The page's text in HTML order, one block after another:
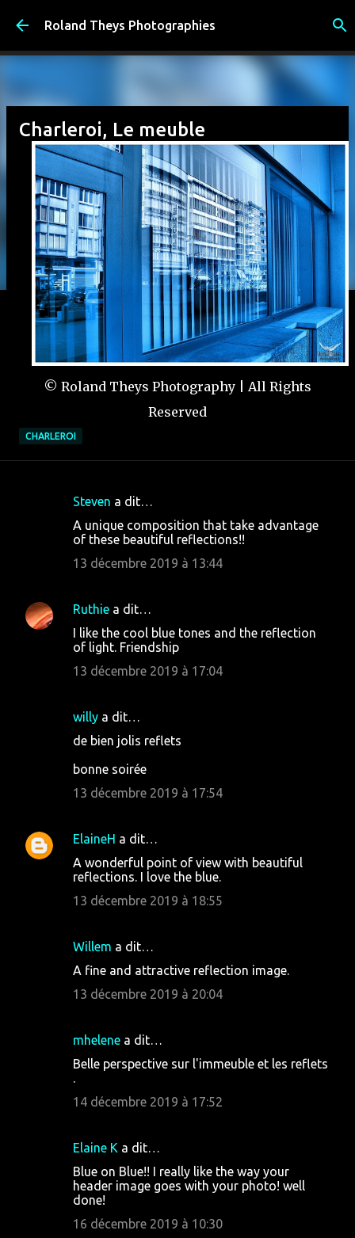
Accéder au contenu principal
Roland Theys Photographies
Charleroi, Le meuble
© Roland Theys Photography | All Rights
Reserved
CHARLEROI
e
n
Steven a dit…
A unique composition that take advantage
of these beautiful reflections!!
13 décembre 2019 à 13:44
Ruthie a dit…
I like the cool blue tones and the reflection
of light. Friendship
13 décembre 2019 à 17:04
willy a dit…
de bien jolis reflets
bonne soirée
13 décembre 2019 à 17:54
ElaineH a dit…
A wonderful point of view with beautiful
reflections. I love the blue.
13 décembre 2019 à 18:55
Willem a dit…
A fine and attractive reflection image.
13 décembre 2019 à 20:04
mhelene a dit…
Belle perspective sur l'immeuble et les reflets
.
14 décembre 2019 à 17:52
Elaine K a dit…
Blue on Blue!! I really like the way your
header image goes with your photo! well
done!
16 décembre 2019 à 10:30